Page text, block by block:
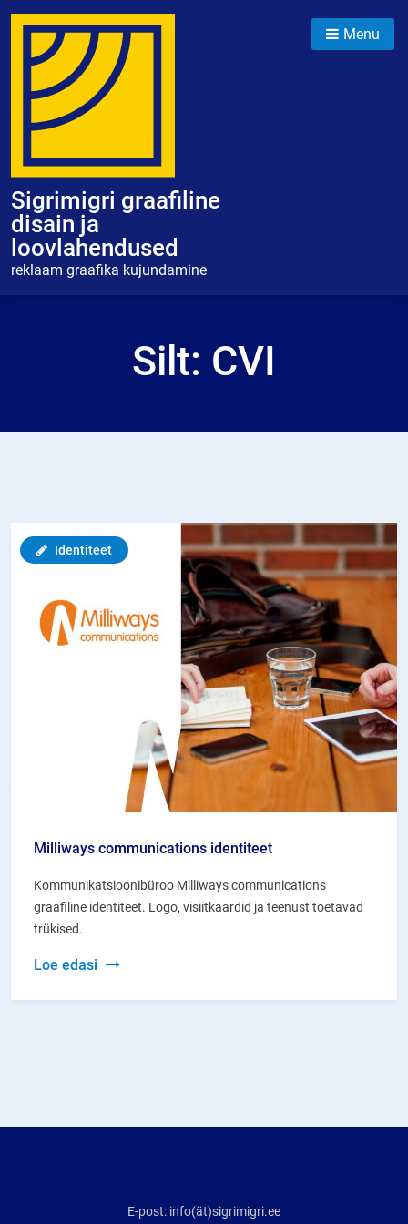
Skip
content
Sigrimigri graafiline
disain ja
loovlahendused
reklaam graafika kujundamine
Menu
Silt: CVI
Identiteet
Milliways communications identiteet
Kommunikatsioonibüroo Milliways communications
graafiline identiteet. Logo, visiitkaardid ja teenust toetavad
trükised.
Loe edasi
Milliways
E-post: info(ät)sigrimigri.ee